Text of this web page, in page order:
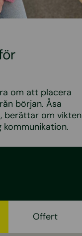
om att placera
början. Åsa
berättar om vikten
Offert